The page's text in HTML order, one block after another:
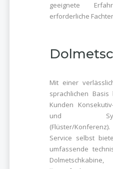
geeignete
erforderliche
Mit einer
sprachlichen
Kunden
und
(Flüster/
Service selbst
umfassende